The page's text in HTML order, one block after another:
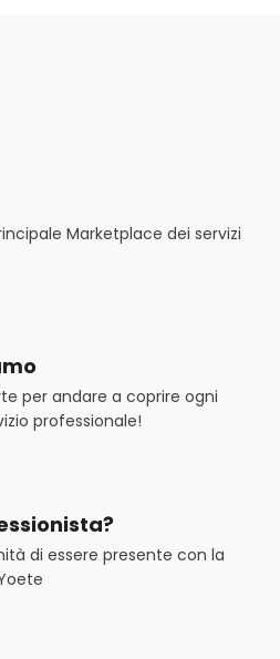
Marketplace dei servizi
per andare a coprire ogni
professionale!
di essere presente con la